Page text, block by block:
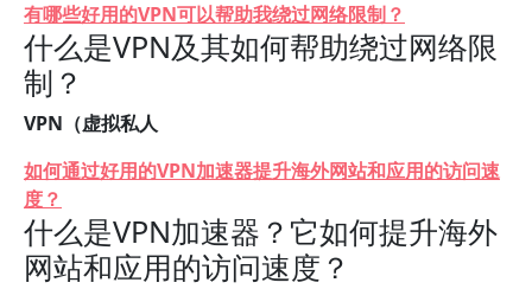
有哪些好用的VPN可以帮助我绕过网络限制？
什么是VPN及其如何帮助绕过网络限
制？
VPN（虚拟私人
如何通过好用的VPN加速器提升海外网站和应用的访问速
度？
什么是VPN加速器？它如何提升海外
网站和应用的访问速度？